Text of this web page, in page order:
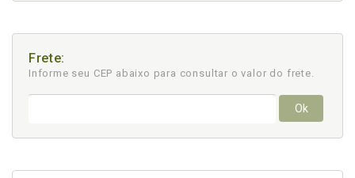
Frete:
Informe seu CEP abaixo para consultar o valor do frete.
Ok